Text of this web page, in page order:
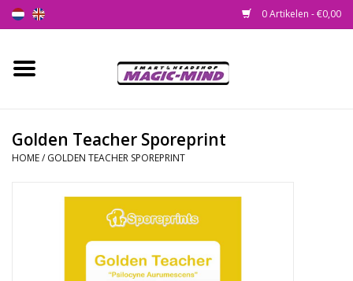
0 Artikelen - €0,00
Home
Smartshop
Golden Teacher Sporeprint
HOME/ GOLDEN TEACHER SPOREPRINT